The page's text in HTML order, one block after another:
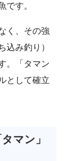
です。
く、その強
込み釣り）
。「タマン
として確立
マン」